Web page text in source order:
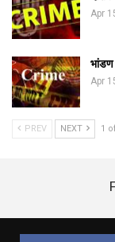
Apr
भांडण
Apr
PREV NEXT 1